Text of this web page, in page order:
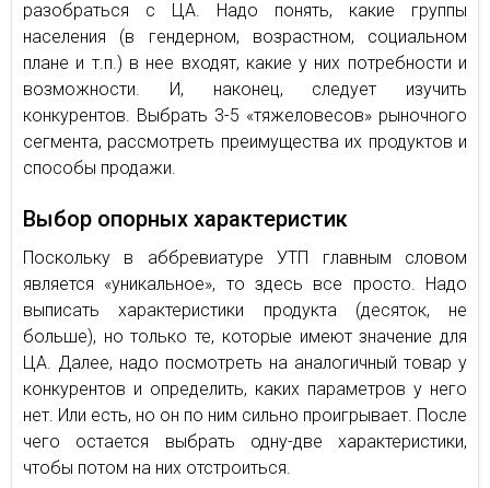
разобраться с ЦА. Надо понять, какие группы
населения (в гендерном, возрастном, социальном
плане и т.п.) в нее входят, какие у них потребности и
возможности. И, наконец, следует изучить
конкурентов. Выбрать 3-5 «тяжеловесов» рыночного
сегмента, рассмотреть преимущества их продуктов и
способы продажи.
Выбор опорных характеристик
Поскольку в аббревиатуре УТП главным словом
является «уникальное», то здесь все просто. Надо
выписать характеристики продукта (десяток, не
больше), но только те, которые имеют значение для
ЦА. Далее, надо посмотреть на аналогичный товар у
конкурентов и определить, каких параметров у него
нет. Или есть, но он по ним сильно проигрывает. После
чего остается выбрать одну-две характеристики,
чтобы потом на них отстроиться.